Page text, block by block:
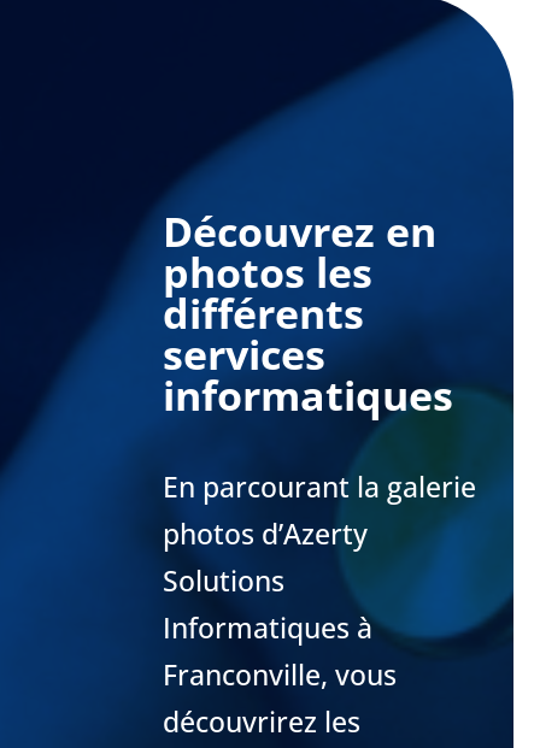
Découvrez en
photos les
différents
services
informatiques
En parcourant la galerie
photos d’Azerty
Solutions
Informatiques à
Franconville, vous
découvrirez les